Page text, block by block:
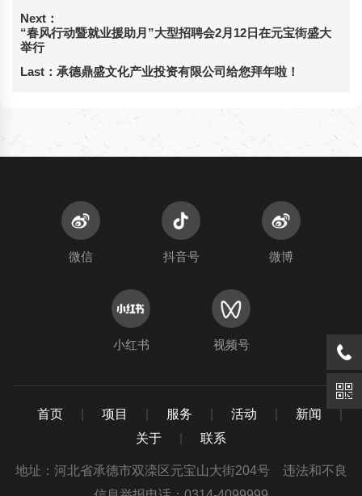
Next：
“春风行动暨就业援助月”大型招聘会2月12日在元宝街盛大
举行
Last： 承德鼎盛文化产业投资有限公司给您拜年啦！
微信 抖音号 微博
小红书 视频号
首页 项目 服务 活动 新闻
关于
联系
地址：河北省承德市双滦区元宝山大街204号 违法和不良